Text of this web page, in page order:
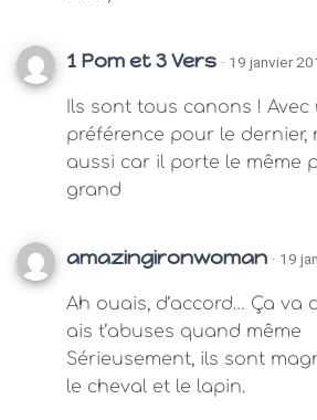
1 Pom et 3 Vers · 19 janvier
Ils sont tous canons !
préférence pour le dernier,
aussi car il porte le même
grand
amazingironwoman · 19
Ah ouais, d’accord… Ça va
ais t’abuses quand même
Sérieusement, ils sont
le cheval et le lapin.